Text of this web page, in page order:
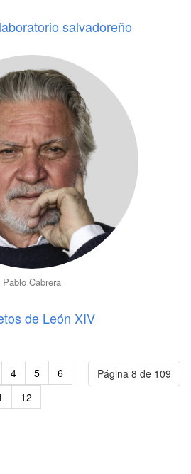
salvadoreño
Pablo Cabrera
de León XIV
Página 8 de 109
4 5
6
12